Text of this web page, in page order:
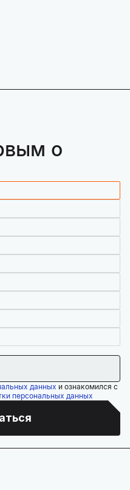
о
данных и ознакомился с
персональных данных